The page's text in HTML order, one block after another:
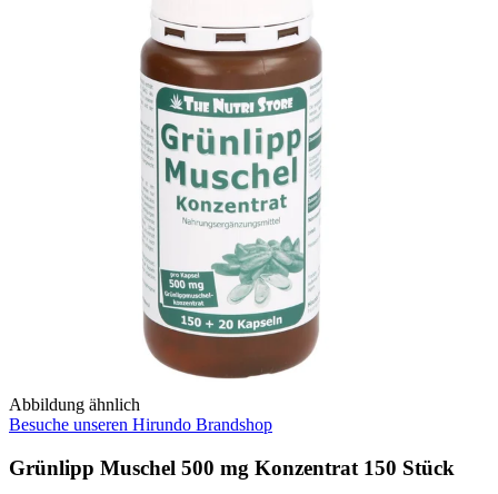
Abbildung ähnlich
Besuche unseren Hirundo Brandshop
Grünlipp Muschel 500 mg Konzentrat 150 Stück